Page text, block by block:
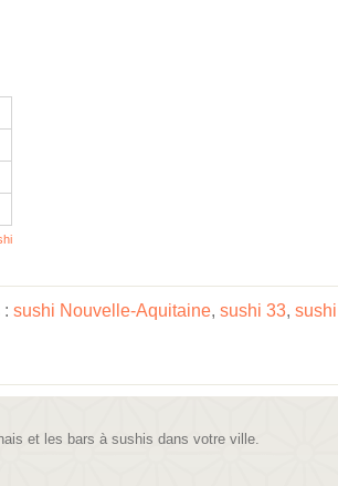
: sushi Nouvelle-Aquitaine, sushi 33, sushi
et les bars à sushis dans votre ville.